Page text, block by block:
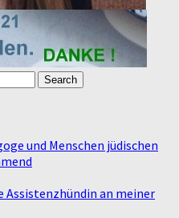
und Menschen jüdischen
Assistenzhündin an meiner